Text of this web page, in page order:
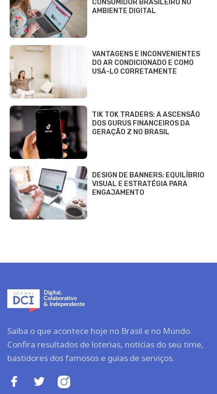
CONSUMIDOR BRASILEIRO NO
AMBIENTE DIGITAL
VANTAGENS E INCONVENIENTES
DO AR CONDICIONADO E COMO
USÁ-LO CORRETAMENTE
TIK TOK TRADERS: A ASCENSÃO
DOS GURUS FINANCEIROS DA
GERAÇÃO Z NO BRASIL
DESIGN DE BANNERS: EQUILÍBRIO
VISUAL E ESTRATÉGIA PARA
ENGAJAMENTO
Saiba o que acontece hoje no Brasil e no Mundo.
Confira resultados de loterias, notícias do seu time,
bastidores dos famosos e guias de serviços.